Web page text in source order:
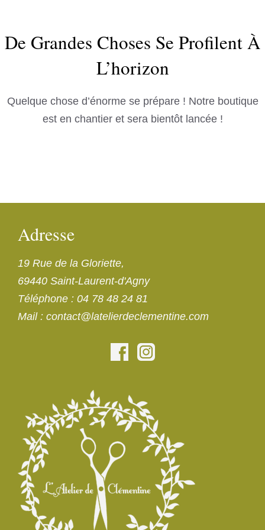
De Grandes Choses Se Profilent À
L’horizon
Quelque chose d’énorme se prépare ! Notre boutique
est en chantier et sera bientôt lancée !
Adresse
19 Rue de la Gloriette,
69440 Saint-Laurent-d'Agny
Téléphone : 04 78 48 24 81
Mail: contact@latelierdeclementine.com